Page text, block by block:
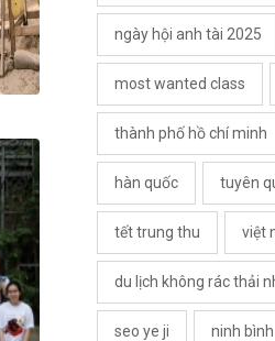
ngày hội anh tài 2025
most wanted class
thành phố hồ chí minh
hàn quốc tuyên
tết trung thu việt
du lịch không rác thải
seo ye ji ninh bình